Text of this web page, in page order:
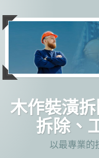
主
木作裝潢
拆除、
以最專業的